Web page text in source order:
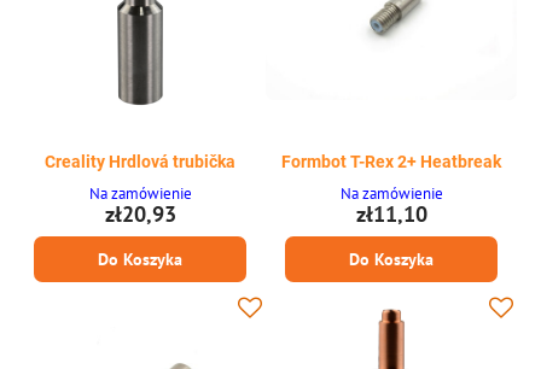
Creality Hrdlová trubička
Na zamówienie
zł20,93
Do Koszyka
Formbot T-Rex 2+ Heatbreak
Na zamówienie
zł11,10
Do Koszyka